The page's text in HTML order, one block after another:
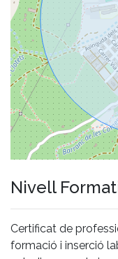
Nivell
Certificat de
formació i inserció